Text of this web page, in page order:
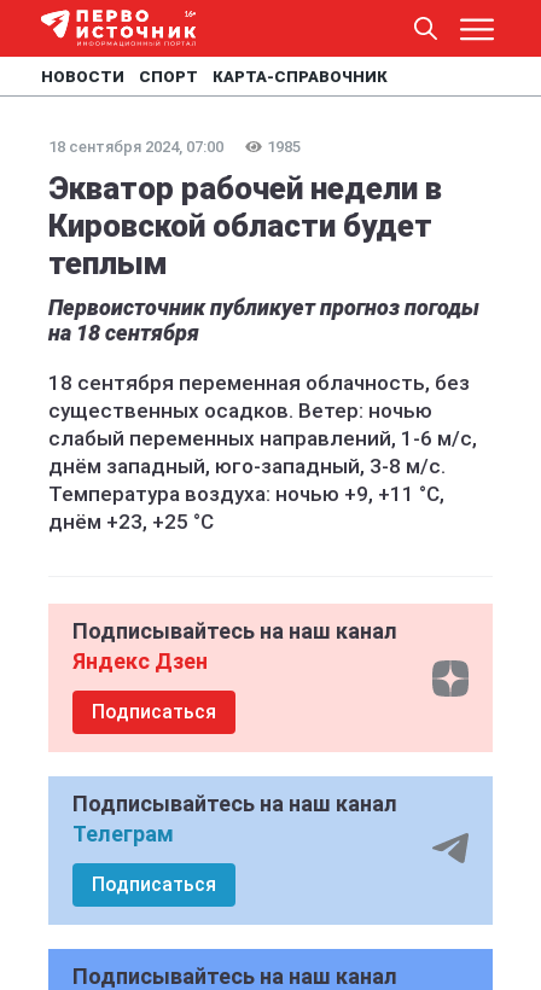
НОВОСТИ СПОРТ КАРТА-СПРАВОЧНИК
18 сентября 2024, 07:00 1985
Экватор рабочей недели в
Кировской области будет
теплым
Первоисточник публикует прогноз погоды
на 18 сентября
18 сентября переменная облачность, без
существенных осадков. Ветер: ночью
слабый переменных направлений, 1-6 м/с,
днём западный, юго-западный, 3-8 м/с.
Температура воздуха: ночью +9, +11 °C,
днём +23, +25 °C
Подписывайтесь на наш канал
Яндекс Дзен
Подписаться
Подписывайтесь на наш канал
Телеграм
Подписаться
Подписывайтесь на наш канал